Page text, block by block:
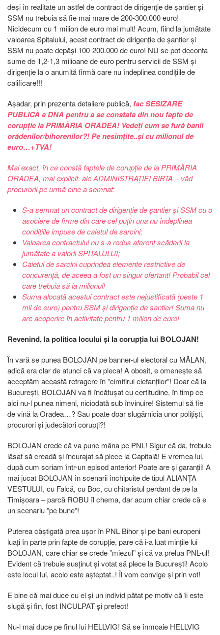
deși în realitate un astfel de contract de dirigenție de șantier și
SSM nu trebuia să fie mai mare de 200-300.000 euro!
Nicidecum cu 1 milion de euro mai mult! Acum, fiind la jumătate
valoarea Spitalului, acest contract de dirigenție de șantier și
SSM nu poate depăși 100-200.000 de euro! NU se pot deconta
sume de 1,2-1,3 milioane de euro pentru servicii de SSM și
dirigenție la o anumită firmă care nu îndeplinea condițiile de
calificare!!!
Așadar, prin prezenta detaliere publică, fac SESIZARE
PUBLICĂ a DNA pentru a se constata din nou fapte de
corupție la PRIMĂRIA ORADEA! Vedeți cum se fură banii
orădenilor/bihorenilor?! Pe nesimțite..și cu milionul de
euro…+TVA!
Mai exact, în ce constă faptele de corupție de la PRIMĂRIA
ORADEA, mai explicit, ale ADMINISTRAȚIEI BIRTA – văd
procurorii pe urmă cine a semnat:
S-a semnat un contract de dirigenție de șantier și SSM cu o
asociere de firme din care cel puțin una nu îndeplinea
condițiile impuse de caietul de sarcini;
Valoarea contractului nu s-a redus aferent scăderii la
jumătate a valorii SPITALULUI;
Caietul de sarcini cuprindea elemente restrictive de
concurență, de aceea a fost un singur ofertant! Probabil cel
care trebuia să ia milionul!
Suma alocată acestui contract este nejustificată (peste 1
mil de euro) pentru SSM și dirigenție de șantier! Suma nu
are acoperire în activitate pentru 1 milion de euro!
Revenind, la politica locului și la corupția lui BOLOJAN!
În vară se punea BOLOJAN pe banner-ul electoral cu MĂLAN,
adică era clar de atunci că va pleca! A obosit, e omenește să
acceptăm această retragere în ”cimitirul elefanților”! Doar că la
București, BOLOJAN va fi încătușat cu certitudine, în timp ce
aici nu-l punea nimeni, niciodată sub învinuire! Sistemul să fie
de vină la Oradea…? Sau poate doar slugărnicia unor polițiști,
procurori și judecători corupți?!
BOLOJAN crede că va pune mâna pe PNL! Sigur că da, trebuie
lăsat să creadă și încurajat să plece la Capitală! E vremea lui,
după cum scriam într-un episod anterior! Poate are și garanții! A
mai jucat BOLOJAN în scenarii închipuite de tipul ALIANȚA
VESTULUI, cu Falcă, cu Boc, cu chitaristul perdant de pe la
Timișoara – parcă ROBU îl chema, dar acum chiar crede că e
un scenariu ”pe bune”!
Puterea câștigată prea ușor în PNL Bihor și pe bani europeni
luați în parte prin fapte de corupție, pare că i-a luat mințile lui
BOLOJAN, care chiar se crede ”miezul” și că va prelua PNL-ul!
Evident că trebuie susținut și votat să plece la București! Acolo
este locul lui, acolo este așteptat..! Îl vom convige și prin vot!
E bine că mai duce cu el și un individ pătat pe motiv că îi este
slugă și fin, fost INCULPAT și prefect!
Nu-l mai duce pe finul lui HELLVIG! Să se înmoaie HELLVIG